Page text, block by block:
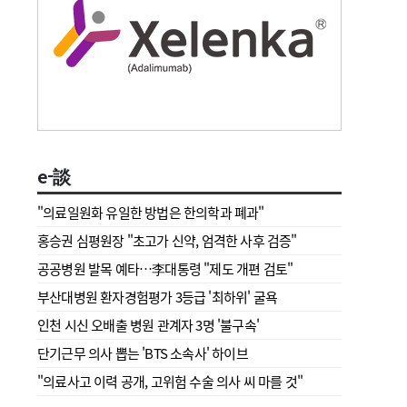
e-談
"의료일원화 유일한 방법은 한의학과 폐과"
홍승권 심평원장 " 초고가 신약, 엄격한 사후 검증"
공공병원 발목 예타…李대통령 "제도 개편 검토"
부산대병원 환자경험평가 3등급 '최하위' 굴욕
인천 시신 오배출 병원 관계자 3명 '불구속'
단기근무 의사 뽑는 'BTS 소속사' 하이브
"의료사고 이력 공개, 고위험 수술 의사 씨 마를 것"